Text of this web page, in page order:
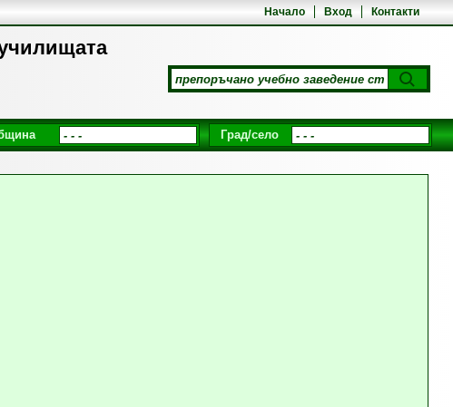
Начало Вход Контакти
Град/село